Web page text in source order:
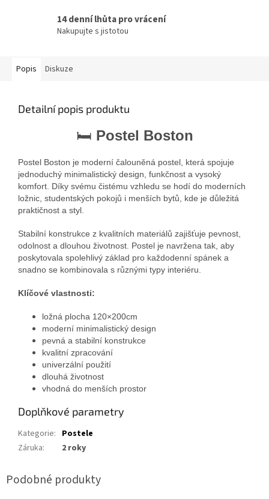
14 denní lhůta pro vrácení
Nakupujte s jistotou
Popis Diskuze
Detailní popis produktu
🛏 Postel Boston
Postel Boston je moderní čalouněná postel, která spojuje
jednoduchý minimalistický design, funkčnost a vysoký
komfort. Díky svému čistému vzhledu se hodí do moderních
ložnic, studentských pokojů i menších bytů, kde je důležitá
praktičnost a styl.
Stabilní konstrukce z kvalitních materiálů zajišťuje pevnost,
odolnost a dlouhou životnost. Postel je navržena tak, aby
poskytovala spolehlivý základ pro každodenní spánek a
snadno se kombinovala s různými typy interiéru.
Klíčové vlastnosti:
ložná plocha 120×200cm
moderní minimalistický design
pevná a stabilní konstrukce
kvalitní zpracování
univerzální použití
dlouhá životnost
vhodná do menších prostor
Doplňkové parametry
Kategorie: Postele
Záruka: 2 roky